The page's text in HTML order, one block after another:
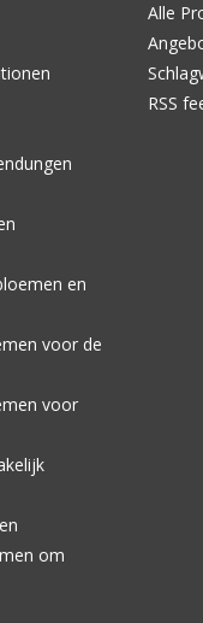
en
voor de
voor
om
Alle
RSS